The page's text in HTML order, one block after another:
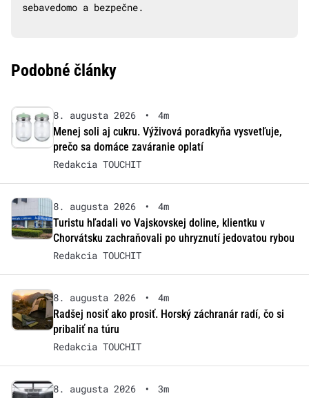
sebavedomo a bezpečne.
Podobné články
8. augusta 2026 •
4m
Menej soli aj cukru. Výživová poradkyňa vysvetľuje,
prečo sa domáce zaváranie oplatí
Redakcia TOUCHIT
8. augusta 2026 •
4m
Turistu hľadali vo Vajskovskej doline, klientku v
Chorvátsku zachraňovali po uhryznutí jedovatou rybou
Redakcia TOUCHIT
8. augusta 2026 •
4m
Radšej nosiť ako prosiť. Horský záchranár radí, čo si
pribaliť na túru
Redakcia TOUCHIT
8. augusta 2026 •
3m